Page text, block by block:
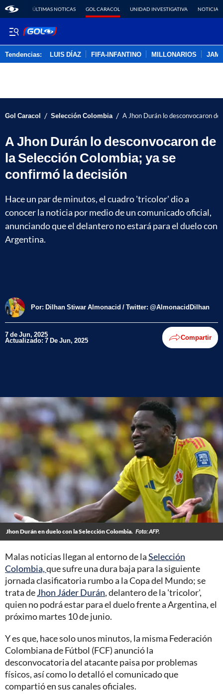
ÚLTIMAS NOTICAS GOL CARACOL UNIDAD INVESTIGATIVA NOTICIAS
Tendencias: LUIS DÍAZ FIFA-INFANTINO MILLONARIOS
Gol Caracol / Selección Colombia / A Jhon Durán lo desconvocaron
A Jhon Durán lo desconvocaron de
la Selección Colombia; ya se
confirmó la decisión
Hace un par de minutos, el cuadro 'tricolor' dio a
conocer la noticia por medio de un comunicado oficial,
anunciando que el delantero no estará para el duelo con
Argentina.
Por: Dilhan Stiwar Almonacid / Twitter: @AlmonacidDilhan
7 de Jun, 2025
Actualizado: 7 De Jun, 2025 Compartir
Jhon Durán en duelo con la Selección Colombia. Foto: AFP.
Malas noticias llegan al entorno de laSelección
Colombia,que sufre una dura baja para la siguiente
jornada clasificatoria rumbo a la Copa del Mundo; se
trata deJhon Jáder Durán, delantero de la 'tricolor',
quien no podrá estar para el duelo frente a Argentina, el
próximo martes 10 de junio.
Y es que, hace solo unos minutos, la misma Federación
Colombiana de Fútbol (FCF) anunció la
desconvocatoria del atacante paisa por problemas
físicos, así como lo detalló el comunicado que
compartió en sus canales oficiales.